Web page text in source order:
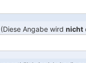
(Diese Angabe wird nicht